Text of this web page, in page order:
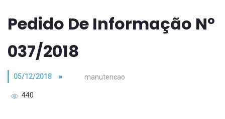
Pedido De Informação Nº
037/2018
05/12/2018 manutencao
440